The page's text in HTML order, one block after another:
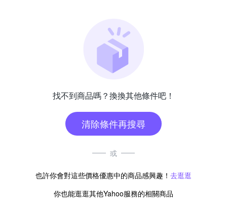
找不到商品嗎？換換其他條件吧！
清除條件再搜尋
或
也許你會對這些價格優惠中的商品感興趣！ 去逛逛
你也能逛逛其他Yahoo服務的相關商品